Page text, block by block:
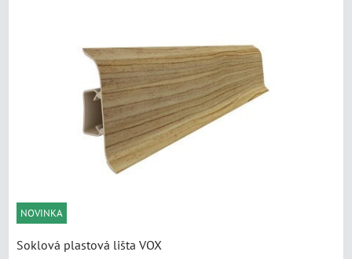
NOVINKA
Soklová plastová lišta VOX